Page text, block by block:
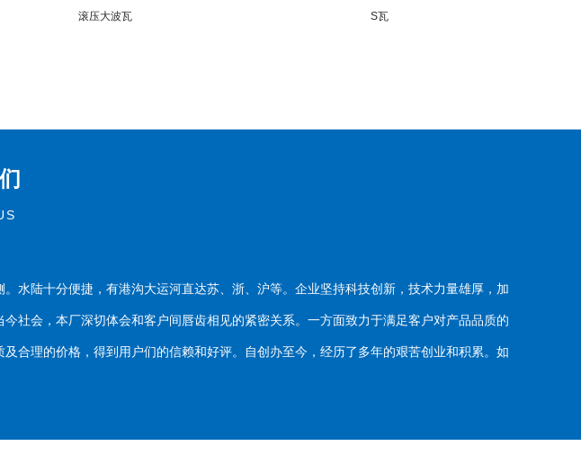
滚压大波瓦 S瓦
陆十分便捷，有港沟大运河直达苏、浙、沪等。企业坚持科技创新，技术力量雄厚，加
会，本厂深切体会和客户间唇齿相见的紧密关系。一方面致力于满足客户对产品品质的
理的价格，得到用户们的信赖和好评。自创办至今，经历了多年的艰苦创业和积累。如